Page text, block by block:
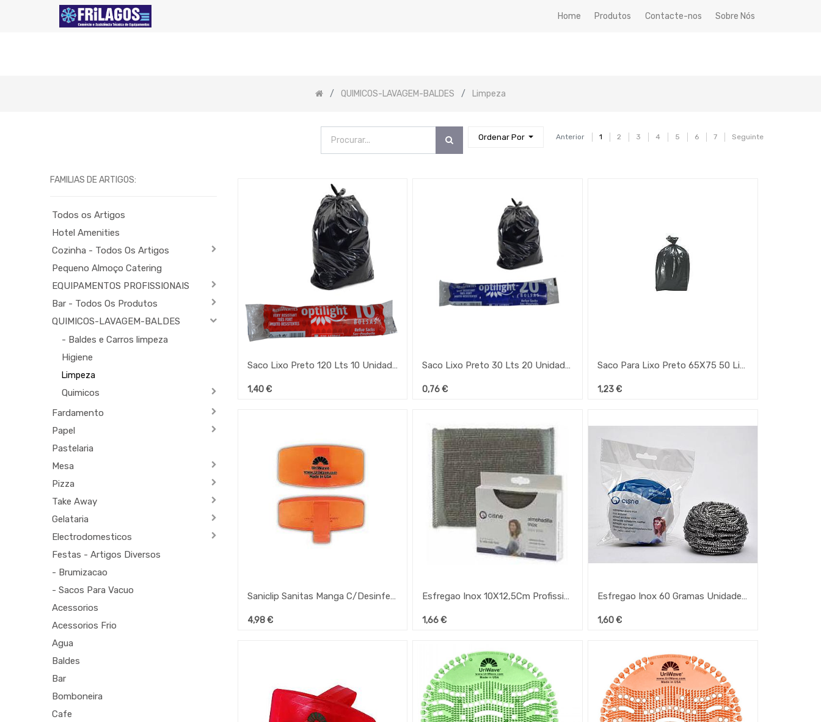
Home Produtos Contacte-nos Sobre Nós
QUIMICOS-LAVAGEM-BALDES Limpeza
Anterior 1 2 3 4 5 6 7 Seguinte
Ordenar Por
FAMILIAS DE ARTIGOS:
Todos os Artigos
Hotel Amenities
Cozinha - Todos Os Artigos
Pequeno Almoço Catering
EQUIPAMENTOS PROFISSIONAIS
Bar - Todos Os Produtos
QUIMICOS-LAVAGEM-BALDES
- Baldes e Carros limpeza
Higiene
Limpeza
Quimicos
Fardamento
Papel
Pastelaria
Mesa
Pizza
Take Away
Gelataria
Electrodomesticos
Festas - Artigos Diversos
- Brumizacao
- Sacos Para Vacuo
Acessorios
Acessorios Frio
Agua
Baldes
Bar
Bomboneira
Cafe
Saco Lixo Preto 120 Lts 10 Unidades
1,40€
Saco Lixo Preto 30 Lts 20 Unidades
0,76€
Saco Para Lixo Preto 65X75 50 Litros Rolo 10 Unid.
1,23€
Saniclip Sanitas Manga C/Desinfectante
4,98€
Esfregao Inox 10X12,5Cm Profissional Mpt
1,66€
Esfregao Inox 60 Gramas Unidade (Mpt)
1,60€